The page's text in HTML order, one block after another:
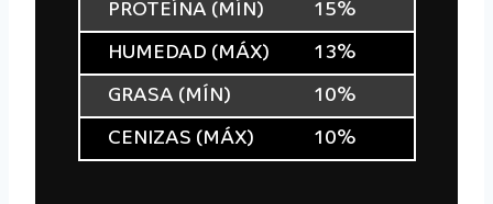
PROTEÍNA (MÍN) 15%
HUMEDAD (MÁX) 13%
GRASA (MÍN) 10%
CENIZAS (MÁX) 10%